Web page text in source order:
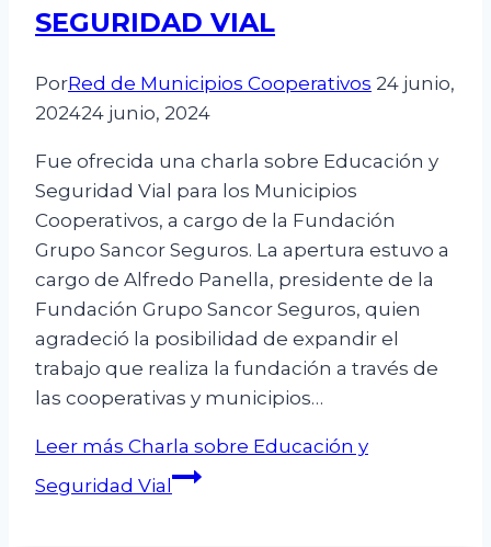
SEGURIDAD VIAL
PorRed de Municipios Cooperativos 24 junio,
202424 junio, 2024
Fue ofrecida una charla sobre Educación y
Seguridad Vial para los Municipios
Cooperativos, a cargo de la Fundación
Grupo Sancor Seguros. La apertura estuvo a
cargo de Alfredo Panella, presidente de la
Fundación Grupo Sancor Seguros, quien
agradeció la posibilidad de expandir el
trabajo que realiza la fundación a través de
las cooperativas y municipios…
Leer más Charla sobre Educación y
Seguridad Vial